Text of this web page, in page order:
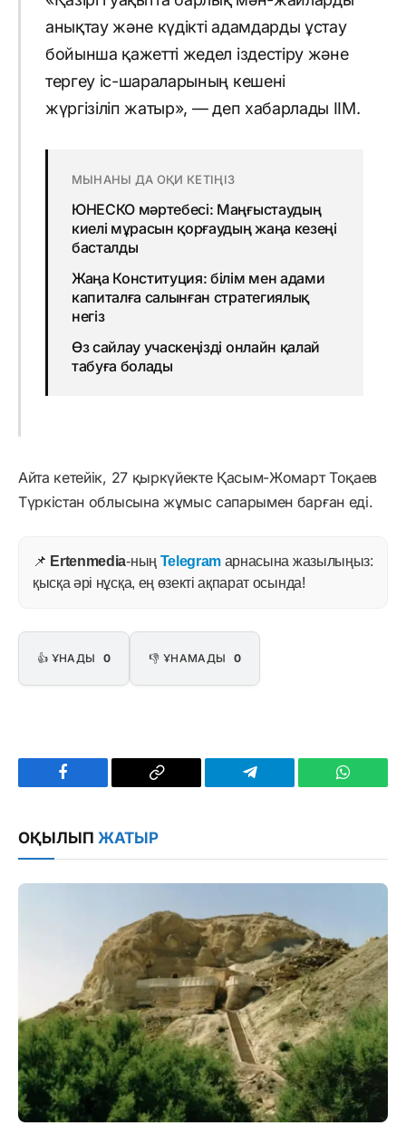
анықтау және күдікті адамдарды ұстау
бойынша қажетті жедел іздестіру және
тергеу іс-шараларының кешені
жүргізіліп жатыр», — деп хабарлады ІІМ.
МЫНАНЫ ДА ОҚИ КЕТІҢІЗ
ЮНЕСКО мәртебесі: Маңғыстаудың
киелі мұрасын қорғаудың жаңа кезеңі
басталды
Жаңа Конституция: білім мен адами
капиталға салынған стратегиялық
негіз
Өз сайлау учаскеңізді онлайн қалай
табуға болады
Айта кетейік, 27 қыркүйекте Қасым-Жомарт Тоқаев
Түркістан облысына жұмыс сапарымен барған еді.
📌 Ertenmedia-ның Telegram арнасына жазылыңыз:
қысқа әрі нұсқа, ең өзекті ақпарат осында!
👍 ҰНАДЫ 0 👎 ҰНАМАДЫ 0
Facebook
Copy
Telegram
ОҚЫЛЫП ЖАТЫР